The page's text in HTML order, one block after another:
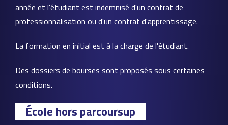
année et l'étudiant est indemnisé d'un contrat de
professionnalisation ou d'un contrat d'apprentissage.
La formation en initial est à la charge de l'étudiant.
Des dossiers de bourses sont proposés sous certaines
conditions.
École hors parcoursup